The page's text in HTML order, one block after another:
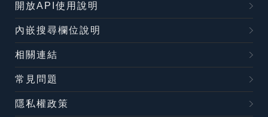
開放API使用說明
內嵌搜尋欄位說明
相關連結
常見問題
隱私權政策